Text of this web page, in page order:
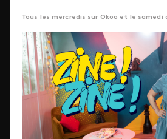
Tous les mercredis sur Okoo et le samedi